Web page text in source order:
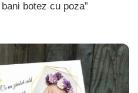
botez cu poza”